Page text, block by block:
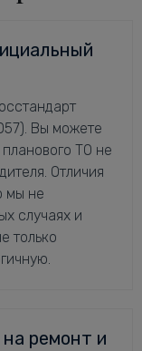
Вы можете
ТО не
Отличия
мы не
случаях и
только
ремонт и